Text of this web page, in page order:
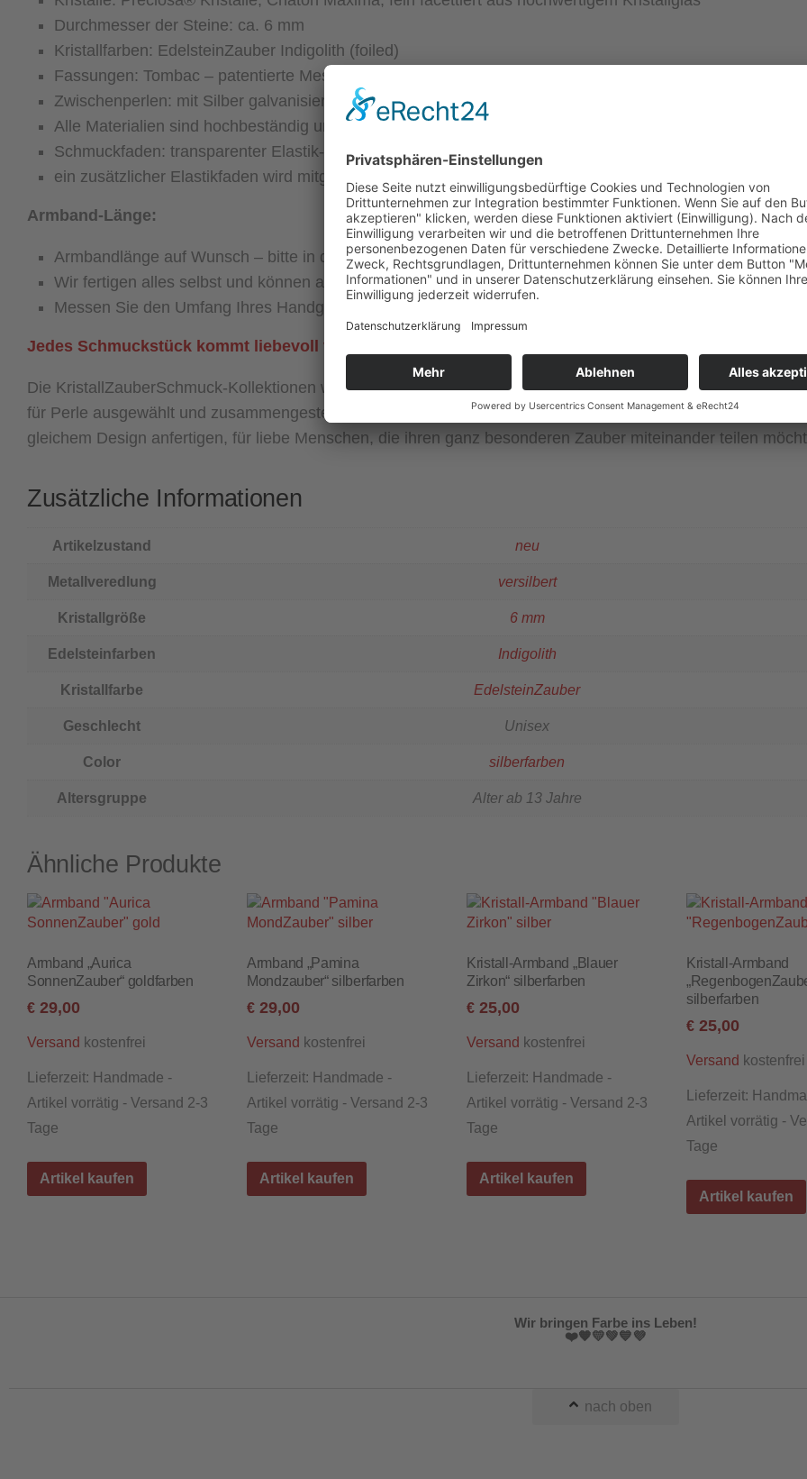
Durchmesser der Steine: ca. 6 mm
Kristallfarben: EdelsteinZauber Indigolith (foiled)
Fassungen: Tombac – patentierte Messinglegierung, Oberfläche versilbert
Zwischenperlen: mit Silber galvanisierte Miyuki-Glasperlen
Alle Materialien sind hochbeständig und allergikergeeignet.
Schmuckfaden: transparenter Elastik-Schmuckfaden ca. 1mm im Durchmesser, stabil und flexibel
ein zusätzlicher Elastikfaden wird mitgeliefert – für Reparatur und Änderungen
Armband-Länge:
Armbandlänge auf Wunsch – bitte in das Eingabefeld eintragen!
Wir fertigen alles selbst und können auf Anfrage auch längere oder kürzere Armbänder
Messen Sie den Umfang Ihres Handgelenks – Hier eine Anleitung dazu⇑
Jedes Schmuckstück kommt liebevoll verpackt in einer hübschen Geschenkverpackung bei Ihnen
Die KristallZauberSchmuck-Kollektionen werden in unserer Schmuckmanufaktur individuell für Sie
für Perle ausgewählt und zusammengestellt. Auf Anfrage können wir sehr gern mehrere Partner-
gleichem Design anfertigen, für liebe Menschen, die ihren ganz besonderen Zauber miteinander teilen
Zusätzliche Informationen
Artikelzustand neu
Metallveredlung versilbert
Kristallgröße 6 mm
Edelsteinfarben Indigolith
Kristallfarbe EdelsteinZauber
Geschlecht Unisex
Color silberfarben
Altersgruppe Alter ab 13 Jahre
Ähnliche Produkte
Armband „Aurica
SonnenZauber“ goldfarben
€ 29,00
Versand kostenfrei
Lieferzeit: Handmade -
Artikel vorrätig - Versand 2-3
Tage
Artikel kaufen
Armband „Pamina
Mondzauber“ silberfarben
€ 29,00
Versand kostenfrei
Lieferzeit: Handmade -
Artikel vorrätig - Versand 2-3
Tage
Artikel kaufen
Kristall-Armband „Blauer
Zirkon“ silberfarben
€ 25,00
Versand kostenfrei
Lieferzeit: Handmade -
Artikel vorrätig - Versand 2-3
Tage
Artikel kaufen
Kristall-Armband
silberfarben
€ 25,00
Versand kostenfrei
Lieferzeit:
Artikel vorrätig -
Tage
Artikel kaufen
Wir bringen Farbe ins Leben!
❤️🧡💛💚💙💜
nach oben